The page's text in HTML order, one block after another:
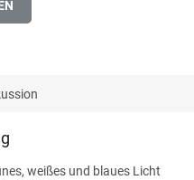
weißes und blaues Licht